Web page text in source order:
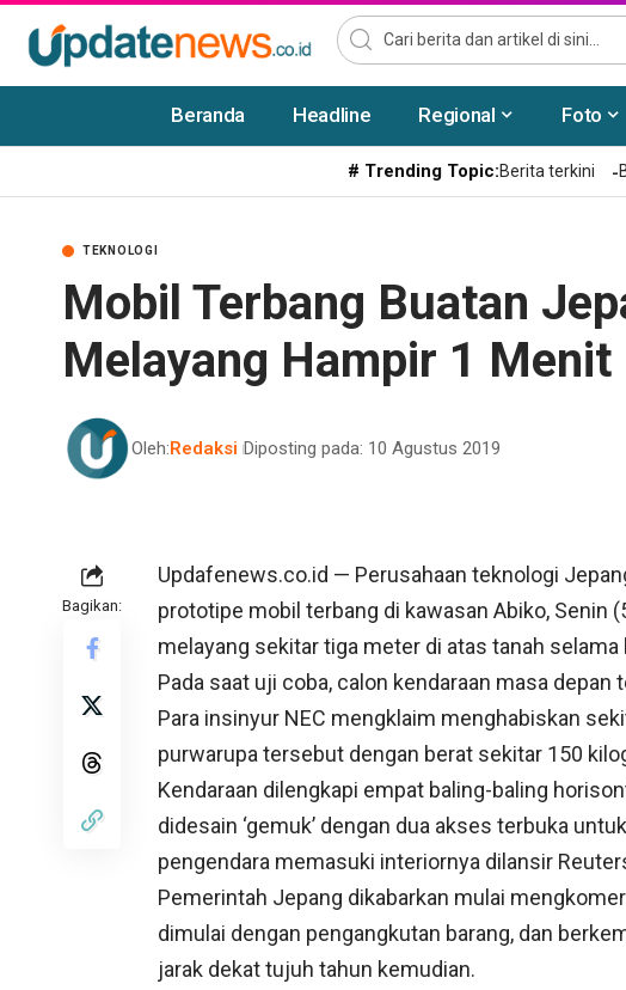
Beranda Headline Regional Foto
# Trending Topic:Berita terkini
TEKNOLOGI
Mobil Terbang Buatan
Melayang Hampir 1 Menit
Oleh: Redaksi Diposting pada: 10 Agustus 2019
Bagikan:
Updafenews.co.id — Perusahaan teknologi
prototipe mobil terbang di kawasan Abiko, Senin
melayang sekitar tiga meter di atas tanah
Pada saat uji coba, calon kendaraan masa
Para insinyur NEC mengklaim menghabiskan
purwarupa tersebut dengan berat sekitar 150
Kendaraan dilengkapi empat baling-baling
didesain ‘gemuk’ dengan dua akses terbuka
pengendara memasuki interiornya dilansir
Pemerintah Jepang dikabarkan mulai
dimulai dengan pengangkutan barang, dan
jarak dekat tujuh tahun kemudian.